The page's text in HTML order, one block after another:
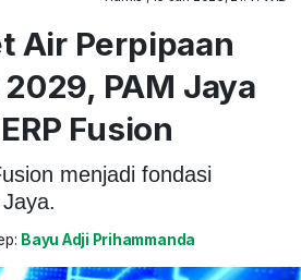
Air Perpipaan
PAM Jaya
Fusion
menjadi fondasi
Bayu Adji Prihammanda